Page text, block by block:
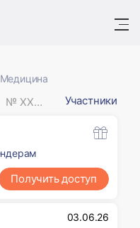
Медицина
№ XXXXXXX Участники
Получить доступ
03.06.26